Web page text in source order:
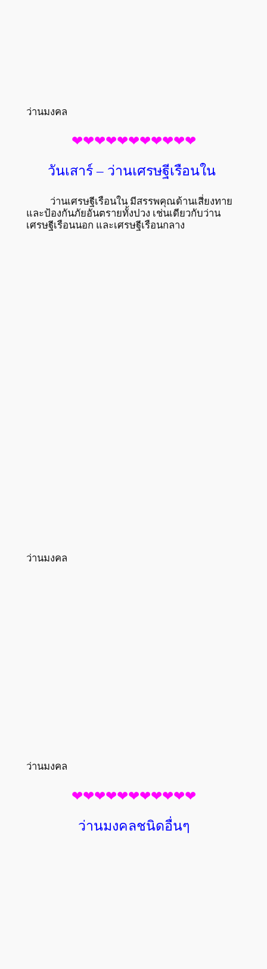
ว่านมงคล
❤❤❤❤❤❤❤❤❤❤❤
วันเสาร์ – ว่านเศรษฐีเรือนใน
ว่านเศรษฐีเรือนใน มีสรรพคุณด้านเสี่ยงทาย
และป้องกันภัยอันตรายทั้งปวง เช่นเดียวกับว่าน
เศรษฐีเรือนนอก และเศรษฐีเรือนกลาง
ว่านมงคล
ว่านมงคล
❤❤❤❤❤❤❤❤❤❤❤
ว่านมงคลชนิดอื่นๆ